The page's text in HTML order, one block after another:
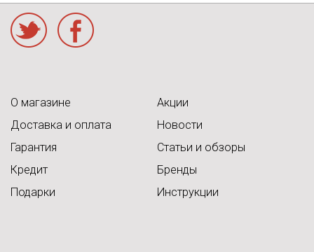
О магазине
Доставка и оплата
Гарантия
Кредит
Подарки
Акции
Новости
Статьи и обзоры
Бренды
Инструкции